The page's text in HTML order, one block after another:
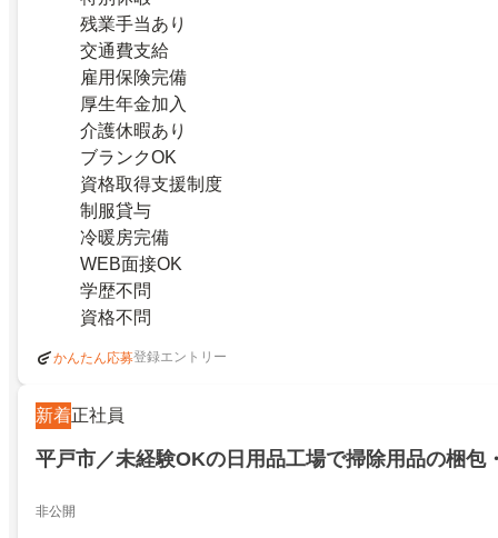
残業手当あり
交通費支給
雇用保険完備
厚生年金加入
介護休暇あり
ブランクOK
資格取得支援制度
制服貸与
冷暖房完備
WEB面接OK
学歴不問
資格不問
かんたん応募登録エントリー
新着正社員
平戸市／未経験OKの日用品工場で掃除用品の梱包
非公開